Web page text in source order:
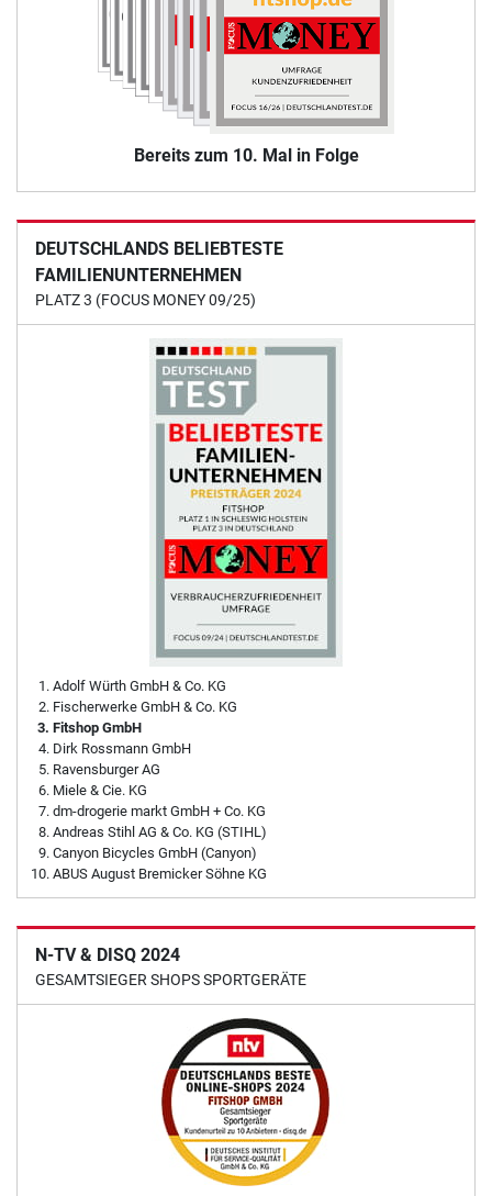
Bereits zum 10. Mal in Folge
DEUTSCHLANDS BELIEBTESTE
FAMILIENUNTERNEHMEN
PLATZ 3 (FOCUS MONEY 09/25)
Adolf Würth GmbH & Co. KG
Fischerwerke GmbH & Co. KG
Fitshop GmbH
Dirk Rossmann GmbH
Ravensburger AG
Miele & Cie. KG
dm-drogerie markt GmbH + Co. KG
Andreas Stihl AG & Co. KG (STIHL)
Canyon Bicycles GmbH (Canyon)
ABUS August Bremicker Söhne KG
N-TV & DISQ 2024
GESAMTSIEGER SHOPS SPORTGERÄTE